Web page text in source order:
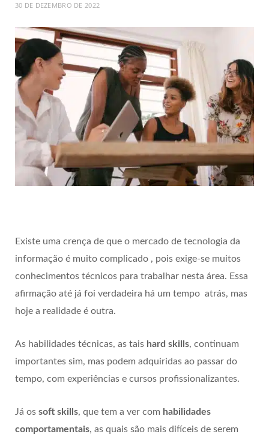
30 DE DEZEMBRO DE 2022
Existe uma crença de que o mercado de tecnologia da
informação é muito complicado , pois exige-se muitos
conhecimentos técnicos para trabalhar nesta área. Essa
afirmação até já foi verdadeira há um tempo atrás, mas
hoje a realidade é outra.
As habilidades técnicas, as tais hard skills, continuam
importantes sim, mas podem adquiridas ao passar do
tempo, com experiências e cursos profissionalizantes.
Já os soft skills, que tem a ver com habilidades
comportamentais, as quais são mais difíceis de serem